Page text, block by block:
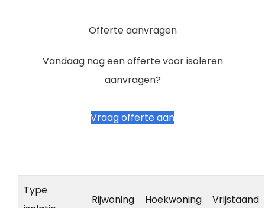
Offerte aanvragen
Vandaag nog een offerte voor isoleren
aanvragen?
Vraag offerte aan
Type
Rijwoning Hoekwoning Vrijstaand